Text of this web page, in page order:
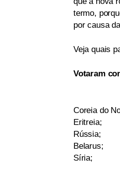
termo,
por causa
Veja quais
Votaram
Coreia do
Eritreia;
Rússia;
Belarus;
Síria;